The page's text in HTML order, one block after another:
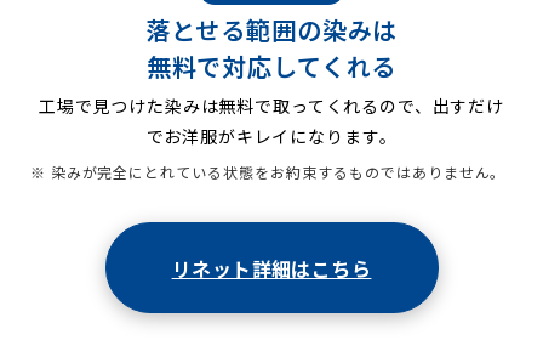
落とせる範囲の染みは
無料で対応してくれる
工場で見つけた染みは無料で取ってくれるので、出すだけ
でお洋服がキレイになります。
※ 染みが完全にとれている状態をお約束するものではありません。
リネット詳細はこちら